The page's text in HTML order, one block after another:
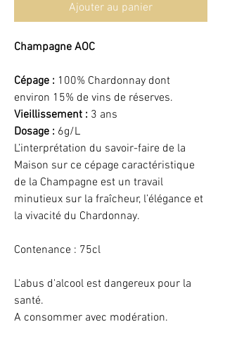
Ajouter au panier
Champagne AOC
Cépage : 100% Chardonnay dont
environ 15% de vins de réserves.
Vieillissement : 3 ans
Dosage : 6g/L
L’interprétation du savoir-faire de la
Maison sur ce cépage caractéristique
de la Champagne est un travail
minutieux sur la fraîcheur, l’élégance et
la vivacité du Chardonnay.
Contenance : 75cl
L'abus d'alcool est dangereux pour la
santé.
A consommer avec modération.